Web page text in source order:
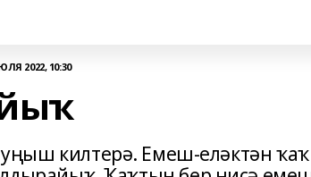
2022, 10:30
килтерә. Емеш-еләктән